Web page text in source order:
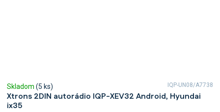
Xtrons 2DIN autorádio IQP-XEV32 Android, Hyundai
ix35
Skladom (5 ks) IQP-UN08/A7738